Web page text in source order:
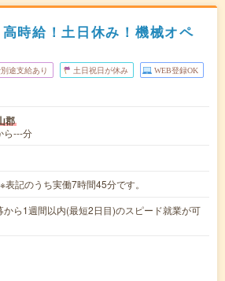
時給！土日休み！機械オペ
途支給あり 土日祝日が休み WEB登録OK
郡
ら---分
記のうち実働7時間45分です。
から1週間以内(最短2日目)のスピード就業が可